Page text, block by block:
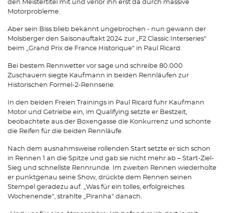
den Meistertitel mit und verlor ihn erst da durch massive
Motorprobleme.
Aber sein Biss blieb bekannt ungebrochen - nun gewann der
Molsberger den Saisonauftakt 2024 zur „F2 Classic Interseries“
beim „Grand Prix de France Historique“ in Paul Ricard.
Bei bestem Rennwetter vor sage und schreibe 80.000
Zuschauern siegte Kaufmann in beiden Rennläufen zur
Historischen Formel-2-Rennserie.
In den beiden Freien Trainings in Paul Ricard fuhr Kaufmann
Motor und Getriebe ein, im Qualifying setzte er Bestzeit,
beobachtete aus der Boxengasse die Konkurrenz und schonte
die Reifen für die beiden Rennläufe.
Nach dem ausnahmsweise rollenden Start setzte er sich schon
in Rennen 1 an die Spitze und gab sie nicht mehr ab – Start-Ziel-
Sieg und schnellste Rennrunde. Im zweiten Rennen wiederholte
er punktgenau seine Show, drückte dem Rennen seinen
Stempel geradezu auf. „Was für ein tolles, erfolgreiches
Wochenende“, strahlte „Piranha“ danach.